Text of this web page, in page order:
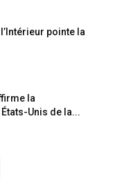
pointe la
la
Unis de la...